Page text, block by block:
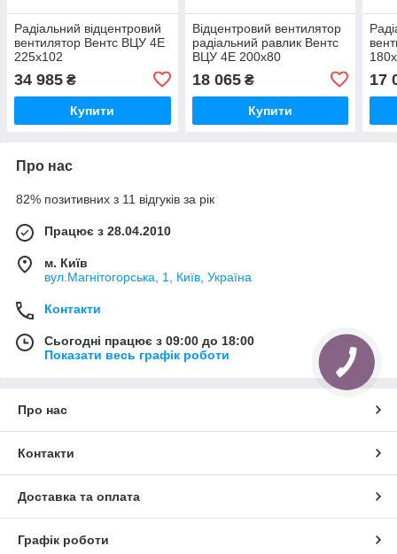
Радіальний відцентровий
вентилятор Вентс ВЦУ 4Е
225х102
34 985 ₴
Купити
Відцентровий вентилятор
радіальний равлик Вентс
ВЦУ 4Е 200х80
18 065₴
Купити
17
Про нас
82% позитивних з 11 відгуків за рік
Працює з 28.04.2010
м. Київ
вул.Магнітогорська, 1, Київ, Україна
Контакти
Сьогодні працює з 09:00 до 18:00
Показати весь графік роботи
Про нас
Контакти
Доставка та оплата
Графік роботи